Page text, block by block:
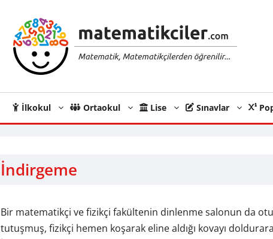
İlkokul Ortaokul Lise Sınavlar
İndirgeme
Bir matematikçi ve fizikçi fakültenin dinlenme salonun da
tutuşmuş, fizikçi hemen koşarak eline aldığı kovayı